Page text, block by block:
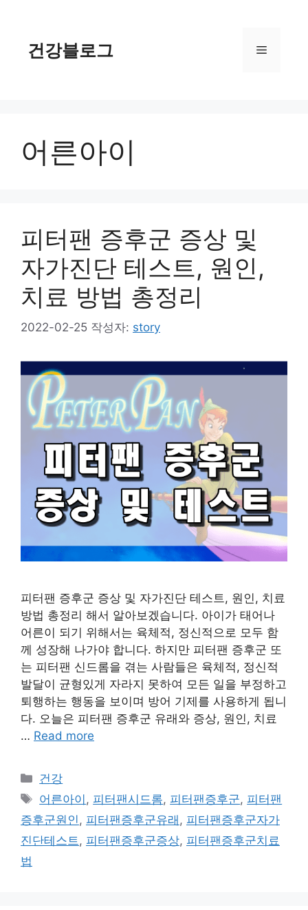
건강블로그 메
어른아이
피터팬 증후군 증상 및
자가진단 테스트, 원인,
치료 방법 총정리
2022-02-25 작성자: story
피터팬 증후군 증상 및 자가진단 테스트, 원인, 치료
방법 총정리 해서 알아보겠습니다. 아이가 태어나
어른이 되기 위해서는 육체적, 정신적으로 모두 함
께 성장해 나가야 합니다. 하지만 피터팬 증후군 또
는 피터팬 신드롬을 겪는 사람들은 육체적, 정신적
발달이 균형있게 자라지 못하여 모든 일을 부정하고
퇴행하는 행동을 보이며 방어 기제를 사용하게 됩니
다. 오늘은 피터팬 증후군 유래와 증상, 원인, 치료
… Read more
카
테
고
리
건강
태
그
어른아이 , 피터팬시드롬, 피터팬증후군, 피터팬
증후군원인 , 피터팬증후군유래 , 피터팬증후군자가
진단테스트 , 피터팬증후군증상, 피터팬증후군치료
법